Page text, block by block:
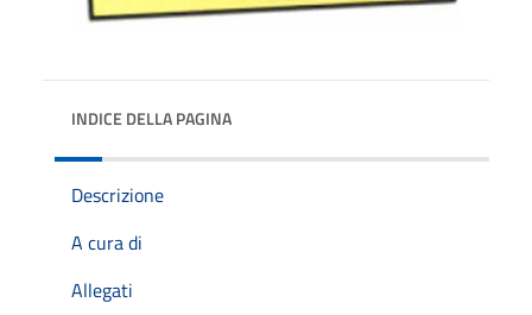
INDICE DELLA PAGINA
Descrizione
A cura di
Allegati